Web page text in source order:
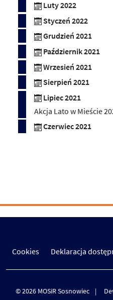
Luty 2022
Styczeń 2022
Grudzień 2021
Październik 2021
Wrzesień 2021
Sierpień 2021
Lipiec 2021
Akcja Lato w Mieście
Czerwiec 2021
Cookies Deklaracja
© 2026 MOSiR Sosnowiec